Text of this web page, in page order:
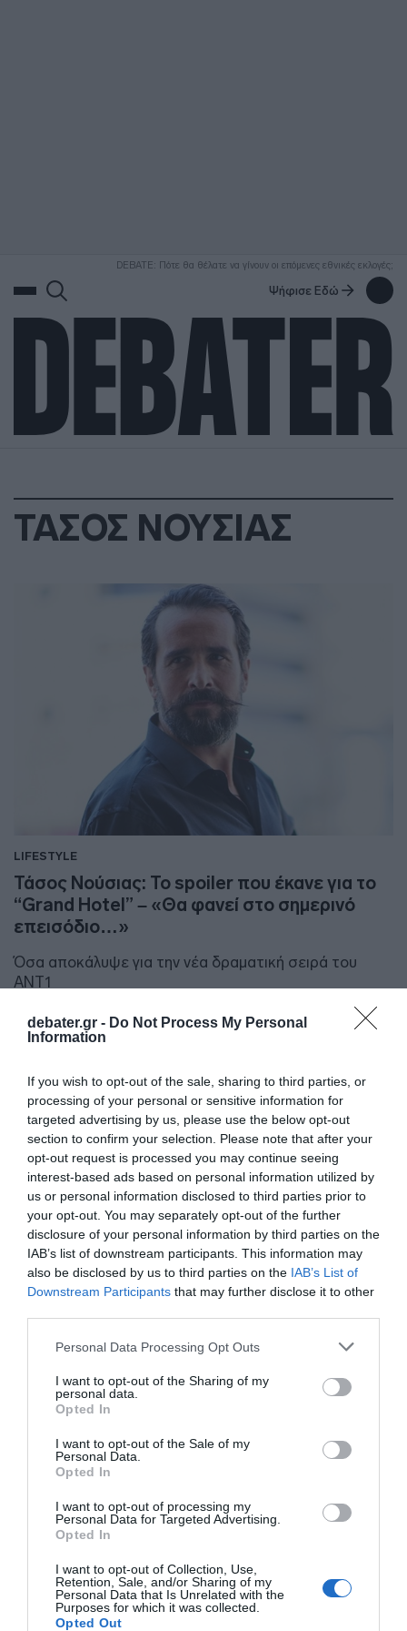
debater.gr - Do Not Process My Personal
Information
If you wish to opt-out of the sale, sharing to third parties, or
processing of your personal or sensitive information for
targeted advertising by us, please use the below opt-out
section to confirm your selection. Please note that after your
opt-out request is processed you may continue seeing
interest-based ads based on personal information utilized by
us or personal information disclosed to third parties prior to
your opt-out. You may separately opt-out of the further
disclosure of your personal information by third parties on the
IAB’s list of downstream participants. This information may
also be disclosed by us to third parties on the IAB’s List of
Downstream Participants that may further disclose it to other
Please note that this website/app uses one or more Google
not limited to your visit or usage behaviour. You may click to
grant or deny consent to Google and its third-party tags to
use your data for below specified purposes in below Google
consent section.
Personal Data Processing Opt Outs
I want to opt-out of the Sharing of my
personal data.
Opted In
I want to opt-out of the Sale of my
Personal Data.
Opted In
I want to opt-out of processing my
Personal Data for Targeted Advertising.
Opted In
I want to opt-out of Collection, Use,
Retention, Sale, and/or Sharing of my
Personal Data that Is Unrelated with the
Purposes for which it was collected.
Opted Out
DEBATE: Πότε θα θέλατε να γίνουν οι επόμενες εθνικές εκλογές;
Ψήφισε Εδώ
ΤΑΣΟΣ ΝΟΥΣΙΑΣ
LIFESTYLE
Τάσος Νούσιας: Το spoiler που έκανε για το
“Grand Hotel” – «Θα φανεί στο σημερινό
επεισόδιο…»
Όσα αποκάλυψε για την νέα δραματική σειρά του
ΑΝΤ1
24.09.2024 - 16:02
Τάσος Νούσιας: Αποκάλυψε την
δυσκολότερη σκηνή στη Μάγισσα – «Υπήρξε
θερμοπληξία…»
31.01.2024 - 11:53